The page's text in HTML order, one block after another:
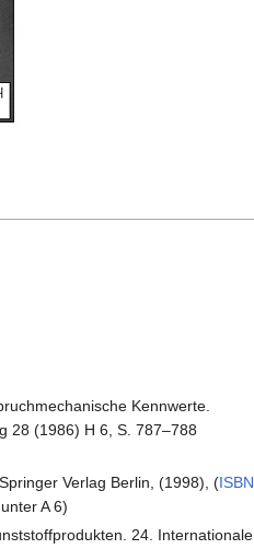
Kennwerte.
28 (1986) H 6, S. 787–788
Verlag Berlin, (1998), (ISBN
unter A 6)
24. Internationale